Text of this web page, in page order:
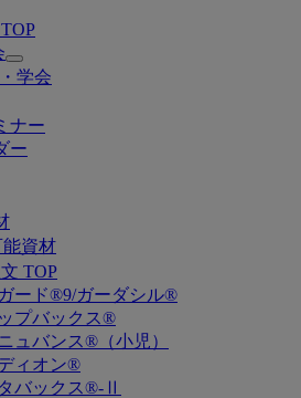
Open
submenu
学会
ナー
ー
資材
TOP
ード®9/ガーダシル®
プバックス®
ュバンス®（小児）
ィオン®
バックス®-Ⅱ